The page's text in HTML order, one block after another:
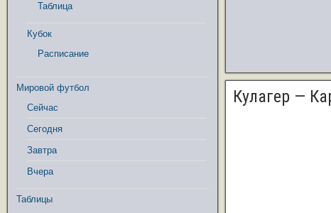
Кулагер —
Таблица
Кубок
Расписание
Мировой футбол
Сейчас
Сегодня
Завтра
Вчера
Таблицы